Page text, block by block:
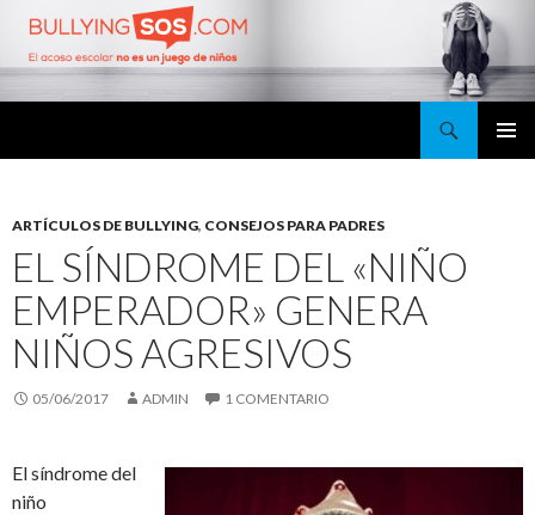
ARTÍCULOS DE BULLYING, CONSEJOS PARA PADRES
EL SÍNDROME DEL «NIÑO
EMPERADOR» GENERA
NIÑOS AGRESIVOS
05/06/2017 ADMIN 1 COMENTARIO
El síndrome del
niño